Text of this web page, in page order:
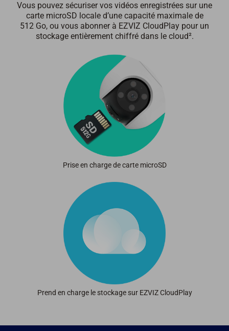
Vous pouvez sécuriser vos vidéos enregistrées sur une
carte microSD locale d’une capacité maximale de
512 Go, ou vous abonner à EZVIZ CloudPlay pour un
stockage entièrement chiffré dans le cloud².
Prise en charge de carte microSD
Prend en charge le stockage sur EZVIZ CloudPlay